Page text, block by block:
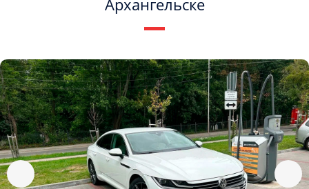
Архангельске
Политикой конфиденциальности
ознакомлен(а), даю согласие на